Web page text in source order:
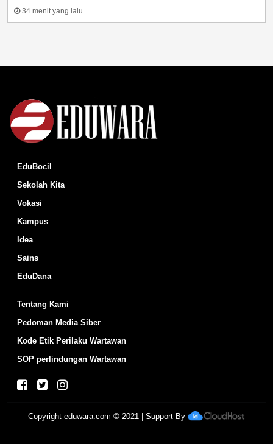
34 menit yang lalu
EduBocil
Sekolah Kita
Vokasi
Kampus
Idea
Sains
EduDana
Tentang Kami
Pedoman Media Siber
Kode Etik Perilaku Wartawan
SOP perlindungan Wartawan
Copyrighteduwara.com © 2021 | Support By